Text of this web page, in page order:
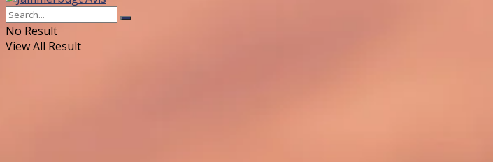
No Result
View All Result